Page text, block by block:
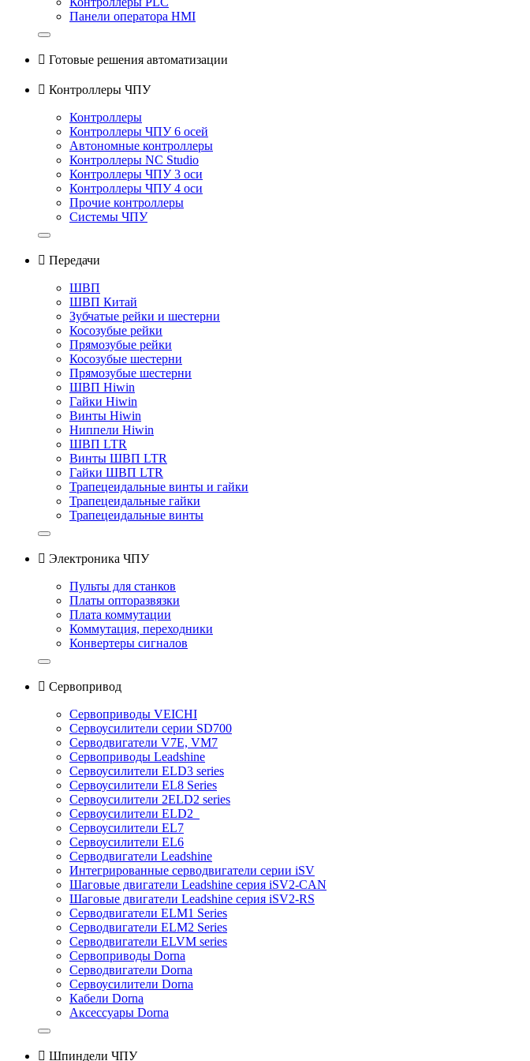
Панели оператора HMI
 Готовые решения автоматизации
 Контроллеры ЧПУ
Контроллеры
Контроллеры ЧПУ 6 осей
Автономные контроллеры
Контроллеры NC Studio
Контроллеры ЧПУ 3 оси
Контроллеры ЧПУ 4 оси
Прочие контроллеры
Системы ЧПУ
 Передачи
ШВП
ШВП Китай
Зубчатые рейки и шестерни
Косозубые рейки
Прямозубые рейки
Косозубые шестерни
Прямозубые шестерни
ШВП Hiwin
Гайки Hiwin
Винты Hiwin
Ниппели Hiwin
ШВП LTR
Винты ШВП LTR
Гайки ШВП LTR
Трапецеидальные винты и гайки
Трапецеидальные гайки
Трапецеидальные винты
 Электроника ЧПУ
Пульты для станков
Платы опторазвязки
Плата коммутации
Коммутация, переходники
Конвертеры сигналов
 Сервопривод
Сервоприводы VEICHI
Сервоусилители серии SD700
Серводвигатели V7E, VM7
Сервоприводы Leadshine
Сервоусилители ELD3 series
Сервоусилители EL8 Series
Сервоусилители 2ELD2 series
Сервоусилители ELD2
Сервоусилители EL7
Сервоусилители EL6
Серводвигатели Leadshine
Интегрированные серводвигатели серии iSV
Шаговые двигатели Leadshine серия iSV2-CAN
Шаговые двигатели Leadshine серия iSV2-RS
Серводвигатели ELM1 Series
Серводвигатели ELM2 Series
Серводвигатели ELVM series
Сервоприводы Dorna
Серводвигатели Dorna
Сервоусилители Dorna
Кабели Dorna
Аксессуары Dorna
 Шпиндели ЧПУ